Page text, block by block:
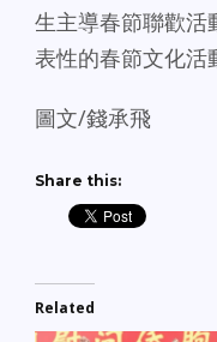
生主導春節聯歡活
表性的春節
圖文/錢承飛
Share this:
Related